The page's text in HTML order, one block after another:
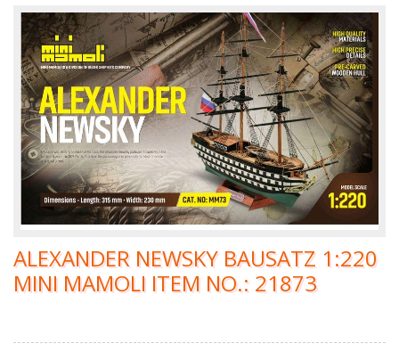
ALEXANDER NEWSKY BAUSATZ 1:220
MINI MAMOLI ITEM NO.: 21873